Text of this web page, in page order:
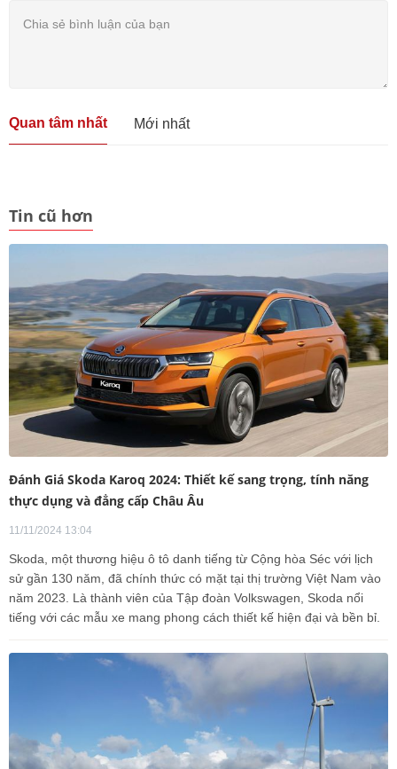
Quan tâm nhất Mới nhất
Tin cũ hơn
Đánh Giá Skoda Karoq 2024: Thiết kế sang trọng, tính năng
thực dụng và đẳng cấp Châu Âu
11/11/2024 13:04
Skoda, một thương hiệu ô tô danh tiếng từ Cộng hòa Séc với lịch
sử gần 130 năm, đã chính thức có mặt tại thị trường Việt Nam vào
năm 2023. Là thành viên của Tập đoàn Volkswagen, Skoda nổi
tiếng với các mẫu xe mang phong cách thiết kế hiện đại và bền bỉ.